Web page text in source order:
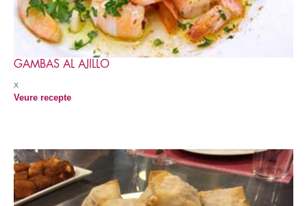
GAMBAS AL AJILLO
x
Veure recepte